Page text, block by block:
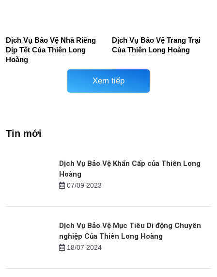
Mục Tiêu Bảo Vệ Cửa Hàng
Thức Ăn Nhanh
Dịch Vụ Bảo Vệ Siêu Thị,
Hoàng
Tin mới
Dịch Vụ Bảo Vệ Khẩn Cấp của Thiên Long
Hoàng